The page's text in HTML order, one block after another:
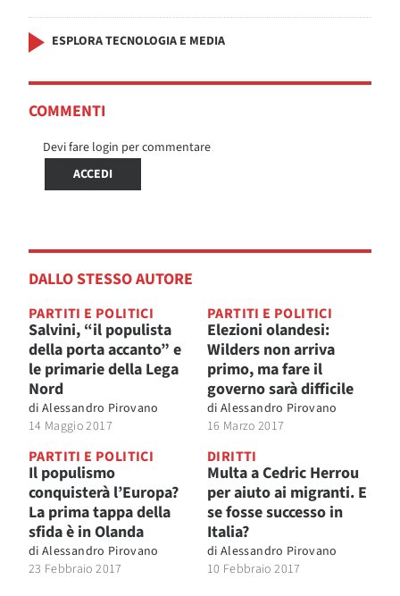
ESPLORA TECNOLOGIA E MEDIA
COMMENTI
Devi fare login per commentare
ACCEDI
DALLO STESSO AUTORE
PARTITI E POLITICI
Salvini, “il populista
della porta accanto” e
le primarie della Lega
Nord
di Alessandro Pirovano
14 Maggio 2017
PARTITI E POLITICI
Elezioni olandesi:
Wilders non arriva
primo, ma fare il
governo sarà difficile
di Alessandro Pirovano
16 Marzo 2017
PARTITI E POLITICI
Il populismo
conquisterà l’Europa?
La prima tappa della
sfida è in Olanda
di Alessandro Pirovano
23 Febbraio 2017
DIRITTI
Multa a Cedric Herrou
per aiuto ai migranti. E
se fosse successo in
Italia?
di Alessandro Pirovano
10 Febbraio 2017